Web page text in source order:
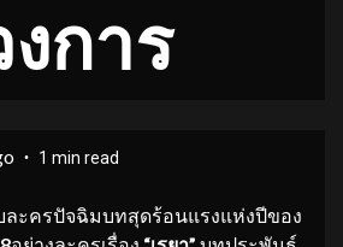
การ
1 min read
ะครปัจฉิมบทสุดร้อนแรงแห่งปีของ